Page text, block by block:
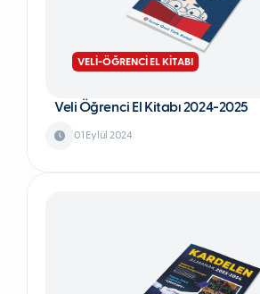
VELİ-ÖĞRENCİ EL KİTABI
Veli Öğrenci El Kitabı 2024-2025
01 Eylül 2024